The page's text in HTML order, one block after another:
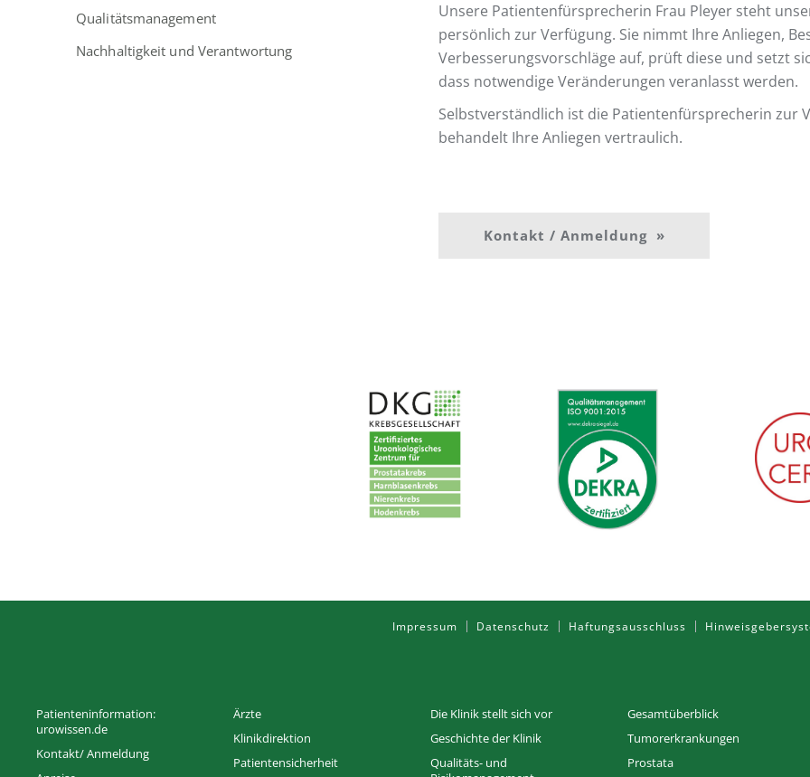
Unsere Patientenfürsprecherin Frau Pleyer steht
persönlich zur Verfügung. Sie nimmt Ihre Anliegen,
Verbesserungsvorschläge auf, prüft diese und setzt
dass notwendige Veränderungen veranlasst werden.
Selbstverständlich ist die Patientenfürsprecherin zur
behandelt Ihre Anliegen vertraulich.
Kontakt / Anmeldung »
Qualitätsmanagement
Nachhaltigkeit und Verantwortung
Impressum Datenschutz Haftungsausschluss
Patienteninformation:
urowissen.de
Kontakt/ Anmeldung
Ärzte
Klinikdirektion
Patientensicherheit
Die Klinik stellt sich vor
Geschichte der Klinik
Qualitäts- und
Gesamtüberblick
Tumorerkrankungen
Prostata